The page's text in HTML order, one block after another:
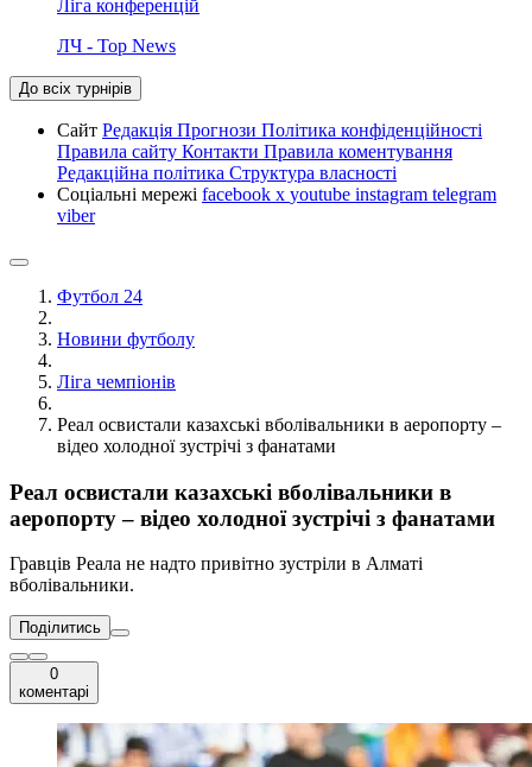
Ліга конференцій
ЛЧ - Top News
До всіх турнірів
Сайт Редакція Прогнози Політика конфіденційності
Правила сайту Контакти Правила коментування
Редакційна політика Структура власності
Соціальні мережі facebook x youtube instagram telegram
viber
Футбол 24
Новини футболу
Ліга чемпіонів
Реал освистали казахські вболівальники в аеропорту –
відео холодної зустрічі з фанатами
Реал освистали казахські вболівальники в
аеропорту – відео холодної зустрічі з фанатами
Гравців Реала не надто привітно зустріли в Алматі
вболівальники.
Поділитись
0
коментарі